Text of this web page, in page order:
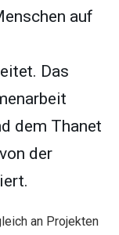
auf
Das
dem Thanet
der
an Projekten